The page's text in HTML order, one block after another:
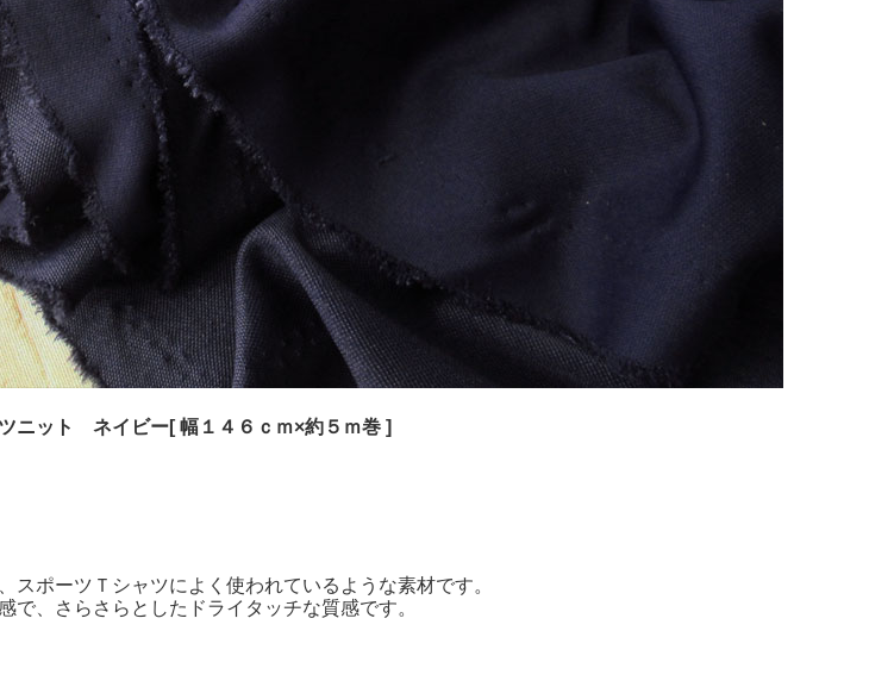
ニット ネイビー[ 幅１４６ｃｍ×約５ｍ巻 ]
スポーツＴシャツによく使われているような素材です。
で、さらさらとしたドライタッチな質感です。